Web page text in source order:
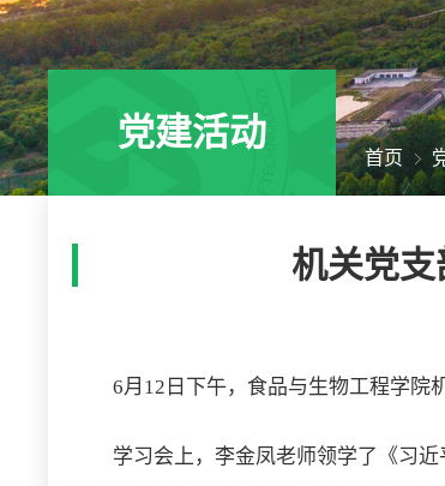
党建活动
首页
机关党
6月12日下午，食品与生物工程学院
学习会上，李金凤老师领学了《习